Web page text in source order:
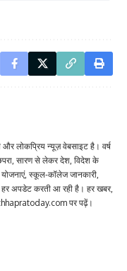
लोकप्रिय न्यूज़ वेबसाइट है। वर्ष
सारण से लेकर देश, विदेश के
स्कूल-कॉलेज जानकारी,
हर अपडेट करती आ रही है। हर खबर,
पर पढ़ें।